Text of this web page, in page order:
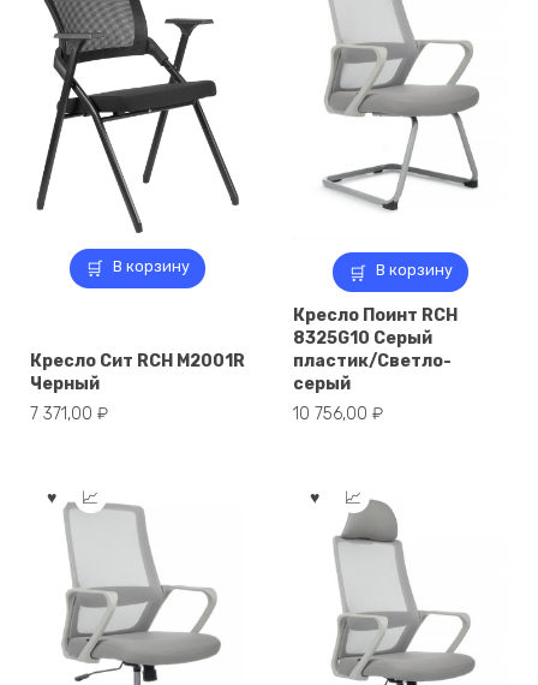
В корзину
Кресло Сит RCH M2001R
Черный
7 371,00 ₽
В корзину
Кресло Поинт RCH
8325G10 Серый
пластик/Светло-
серый
10 756,00 ₽